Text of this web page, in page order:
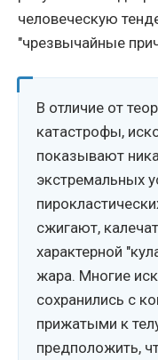
человеческую
"чрезвычайные
В отличие от
катастрофы,
показывают
экстремальных
сжигают,
характерной
жара. Многие
сохранились с
прижатыми к
предположить,